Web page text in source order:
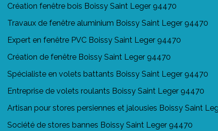
Création fenêtre bois Boissy Saint Leger 94470
Travaux de fenêtre aluminium Boissy Saint Leger 94470
Expert en fenêtre PVC Boissy Saint Leger 94470
Création de fenêtre Boissy Saint Leger 94470
Spécialiste en volets battants Boissy Saint Leger 94470
Entreprise de volets roulants Boissy Saint Leger 94470
Artisan pour stores persiennes et jalousies Boissy Saint
Société de stores bannes Boissy Saint Leger 94470